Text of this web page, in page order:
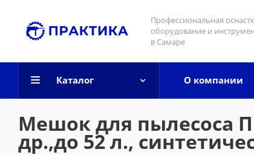
Профессиональная
оборудование и
в Самаре
Каталог О компании
Мешок для пылесоса
др.,до 52 л.,